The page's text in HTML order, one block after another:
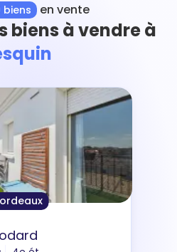
biens en vente
biens à vendre à